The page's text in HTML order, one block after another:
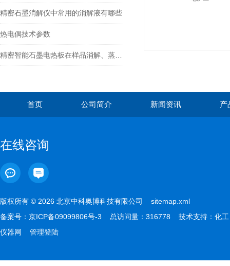
精密石墨消解仪中常用的消解液有哪些
热电偶技术参数
首页 公司简介 新闻资讯 产
在线咨询
版权所有 © 2026 北京中科奥博科技有限公司 sitemap.xml
备案号： 京ICP备09099806号-3 总访问量：316778 技术支持： 化工
仪器网
管理登陆